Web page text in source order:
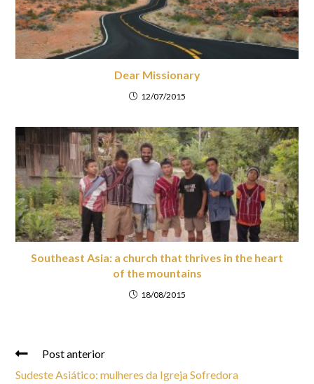
Dear Missionary
12/07/2015
Southeast Asia: a church that thrives in the heart
of the mountains
18/08/2015
Post anterior
Sudeste Asiático: mulheres da Igreja Sofredora